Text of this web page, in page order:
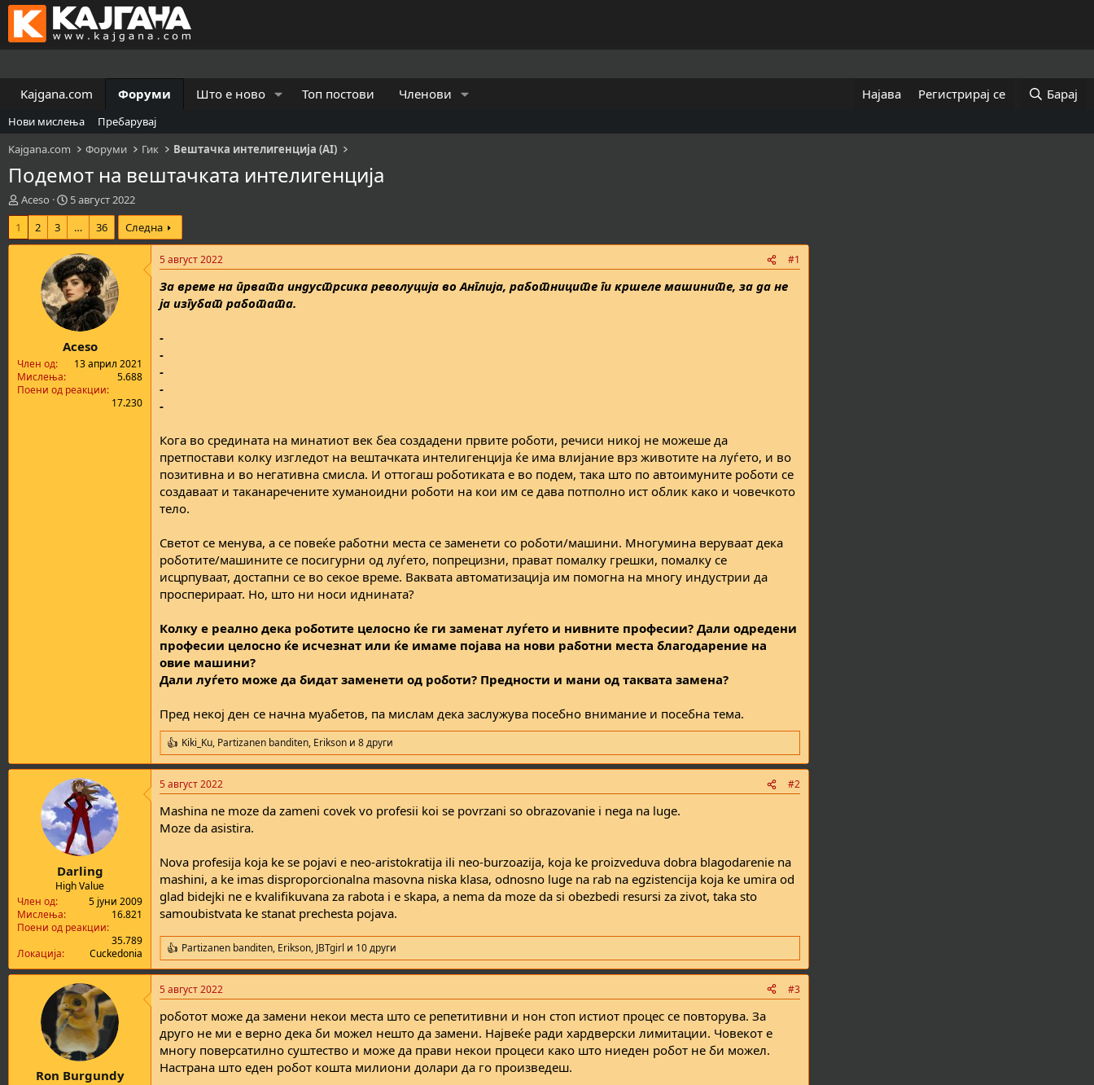
Kajgana.com Форуми Што е ново Топ постови Членови Најава Регистрирај се Барај
Нови мислења
Пребарувај
Kajgana.com
Форуми Гик Вештачка интелигенција (AI)
Подемот на вештачката интелигенција
К
р
а
м
а
т
Aceso
В
р
м
е
н
а
з
а
п
о
ч
у
5 август 2022
1
2 3 … 36 Следна
Aceso
Член од
13 април 2021
Мислења
5.688
Поени од реакции
17.230
5 август 2022 #1
За време на првата индустрсика револуција во Англија, работниците ги кршеле машините, за да не
ја изгубат работата.
-
-
-
-
-
Кога во средината на минатиот век беа создадени првите роботи, речиси никој не можеше да
претпостави колку изгледот на вештачката интелигенција ќе има влијание врз животите на луѓето, и во
позитивна и во негативна смисла. И оттогаш роботиката е во подем, така што по автоимуните роботи се
создаваат и таканаречените хуманоидни роботи на кои им се дава потполно ист облик како и човечкото
тело.
Светот се менува, а се повеќе работни места се заменети со роботи/машини. Многумина веруваат дека
роботите/машините се посигурни од луѓето, попрецизни, прават помалку грешки, помалку се
исцрпуваат, достапни се во секое време. Ваквата автоматизација им помогна на многу индустрии да
просперираат. Но, што ни носи иднината?
Колку е реално дека роботите целосно ќе ги заменат луѓето и нивните професии? Дали одредени
професии целосно ќе исчезнат или ќе имаме појава на нови работни места благодарение на
овие машини?
Дали луѓето може да бидат заменети од роботи? Предности и мани од таквата замена?
Пред некој ден се начна муабетов, па мислам дека заслужува посебно внимание и посебна тема.
R
e
a
c
i
o
:
Kiki_Ku, Partizanen banditen, Erikson и 8 други
Darling
High Value
Член од
5 јуни 2009
Мислења
16.821
Поени од реакции
35.789
Локација
Cuckedonia
5 август 2022 #2
Mashina ne moze da zameni covek vo profesii koi se povrzani so obrazovanie i nega na luge.
Moze da asistira.
Nova profesija koja ke se pojavi e neo-aristokratija ili neo-burzoazija, koja ke proizveduva dobra blagodarenie na
mashini, a ke imas disproporcionalna masovna niska klasa, odnosno luge na rab na egzistencija koja ke umira od
glad bidejki ne e kvalifikuvana za rabota i e skapa, a nema da moze da si obezbedi resursi za zivot, taka sto
samoubistvata ke stanat prechesta pojava.
R
e
a
c
i
o
n
s
:
Partizanen banditen, Erikson, JBTgirl и 10 други
Ron Burgundy
5 август 2022 #3
роботот може да замени некои места што се репетитивни и нон стоп истиот процес се повторува. За
друго не ми е верно дека би можел нешто да замени. Највеќе ради хардверски лимитации. Човекот е
многу поверсатилно суштество и може да прави некои процеси како што ниеден робот не би можел.
Настрана што еден робот кошта милиони долари да го произведеш.